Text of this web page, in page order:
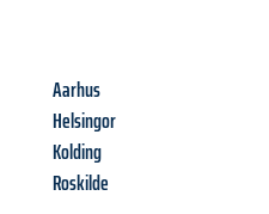
Aarhus
Helsingor
Kolding
Roskilde